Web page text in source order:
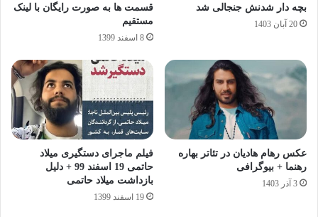
بچه دار شدنش جنجالی شد
20 آبان 1403
قسمت ها به صورت رایگان با لینک
مستقیم
8 اسفند 1399
عکس رهام هادیان در تئاتر بهاره
رهنما + بیوگرافی
3 آذر 1403
فیلم ماجرای دستگیری میلاد
حاتمی 19 اسفند 99 + دلیل
بازداشت میلاد حاتمی
19 اسفند 1399